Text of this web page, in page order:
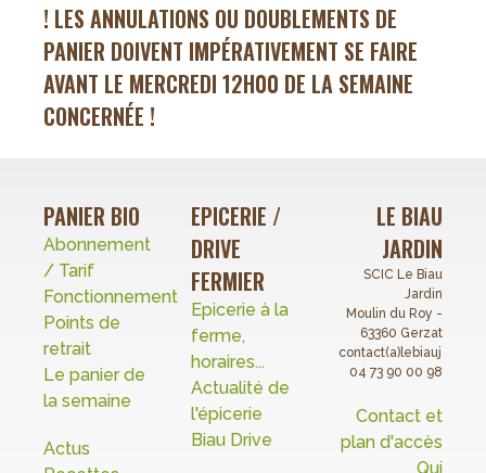
! LES ANNULATIONS OU DOUBLEMENTS DE
PANIER DOIVENT IMPÉRATIVEMENT SE FAIRE
AVANT LE MERCREDI 12H00 DE LA SEMAINE
CONCERNÉE !
PANIER BIO
Abonnement
/ Tarif
Fonctionnement
Points de
retrait
Le panier de
la semaine
Actus
EPICERIE /
DRIVE
FERMIER
Epicerie à la
ferme,
horaires...
Actualité de
l'épicerie
Biau Drive
LE BIAU
JARDIN
SCIC Le Biau
Jardin
Moulin du Roy -
63360 Gerzat
04 73 90 00 98
Contact et
plan d'accès
Qui